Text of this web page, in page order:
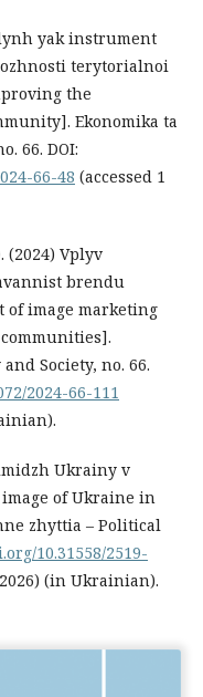
yak instrument
terytorialnoi
the
Ekonomika ta
66. DOI:
66-48 (accessed 1
Vplyv
brendu
image marketing
Society, no. 66.
2024-66-111
Ukrainy v
of Ukraine in
zhyttia – Political
10.31558/2519-
(in Ukrainian).